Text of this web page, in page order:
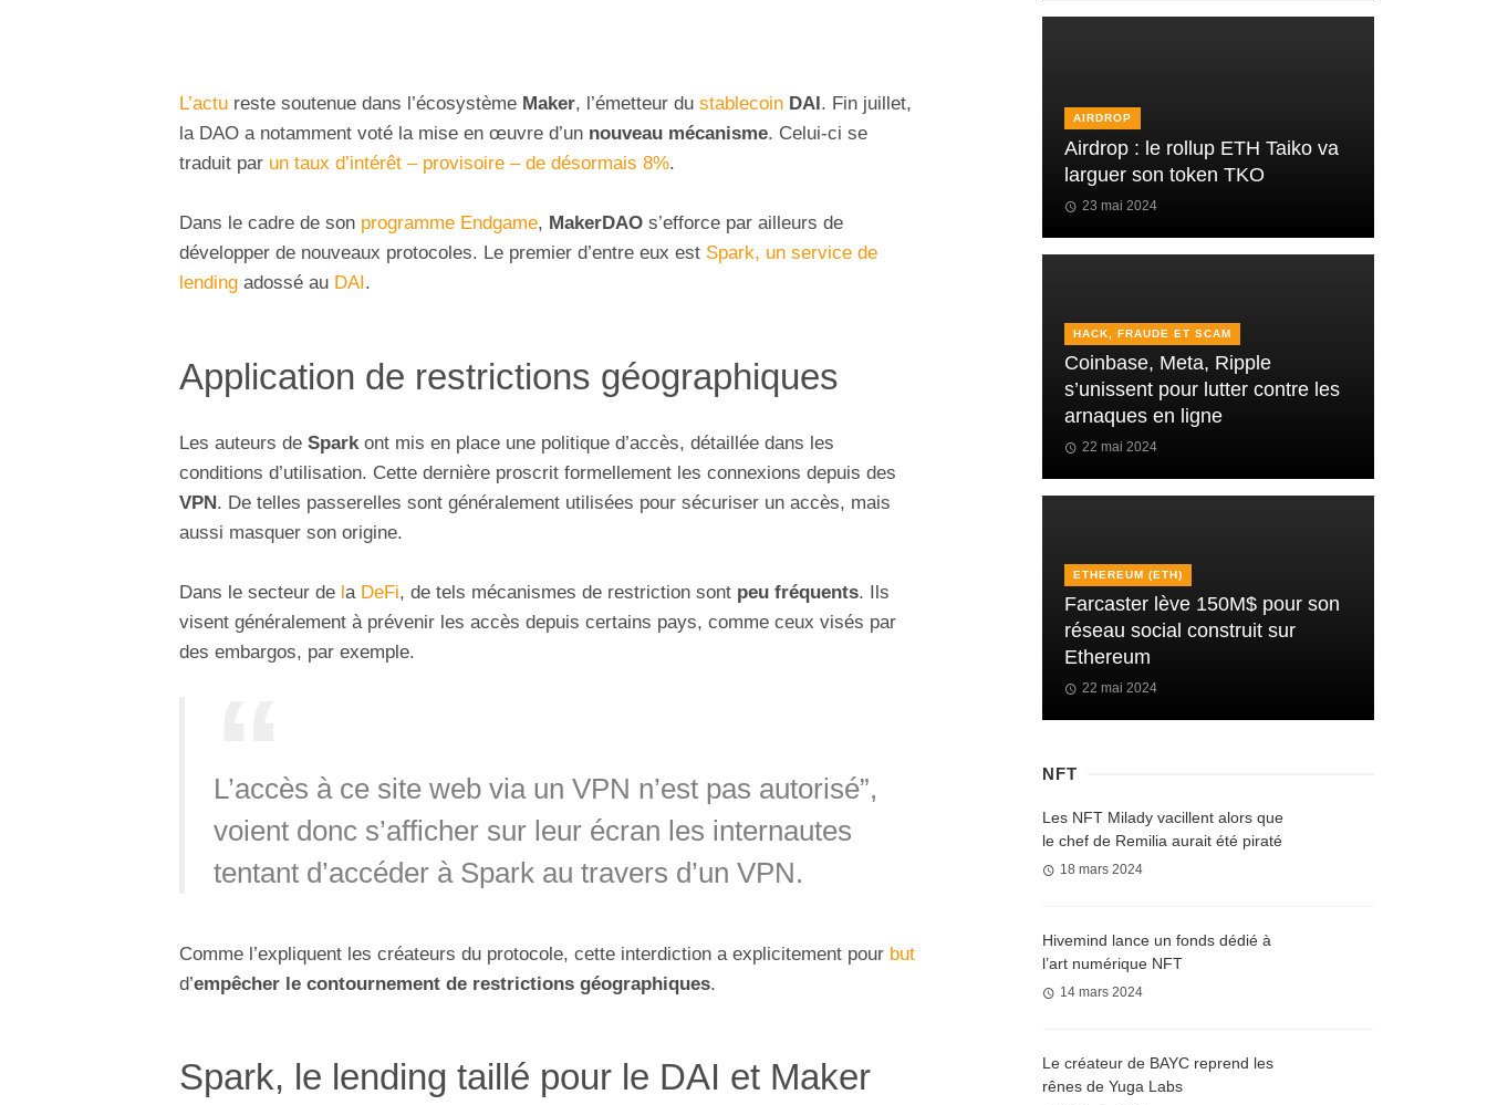
L’actu reste soutenue dans l’écosystème Maker, l’émetteur du stablecoin DAI. Fin juillet,
la DAO a notamment voté la mise en œuvre d’un nouveau mécanisme. Celui-ci se
traduit par un taux d’intérêt – provisoire – de désormais 8%.
Dans le cadre de son programme Endgame, MakerDAO s’efforce par ailleurs de
développer de nouveaux protocoles. Le premier d’entre eux est Spark, un service de
lending adossé au DAI .
Application de restrictions géographiques
Les auteurs de Sparkont mis en place une politique d’accès, détaillée dans les
conditions d’utilisation. Cette dernière proscrit formellement les connexions depuis des
VPN. De telles passerelles sont généralement utilisées pour sécuriser un accès, mais
aussi masquer son origine.
Dans le secteur de la DeFi, de tels mécanismes de restriction sont peu fréquents. Ils
visent généralement à prévenir les accès depuis certains pays, comme ceux visés par
des embargos, par exemple.
L’accès à ce site web via un VPN n’est pas autorisé”,
voient donc s’afficher sur leur écran les internautes
tentant d’accéder à Spark au travers d’un VPN.
Comme l’expliquent les créateurs du protocole, cette interdiction a explicitement pour but
d’empêcher le contournement de restrictions géographiques.
Spark, le lending taillé pour le DAI et Maker
AIRDROP
Airdrop : le rollup ETH Taiko va
larguer son token TKO
23 mai 2024
HACK, FRAUDE ET SCAM
Coinbase, Meta, Ripple
s’unissent pour lutter contre les
arnaques en ligne
22 mai 2024
ETHEREUM (ETH)
Farcaster lève 150M$ pour son
réseau social construit sur
Ethereum
22 mai 2024
NFT
Les NFT Milady vacillent alors que
le chef de Remilia aurait été piraté
18 mars 2024
Hivemind lance un fonds dédié à
l’art numérique NFT
14 mars 2024
Le créateur de BAYC reprend les
rênes de Yuga Labs